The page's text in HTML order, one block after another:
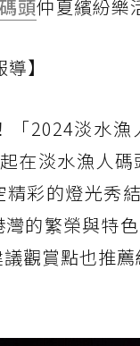
頭仲夏繽紛樂
】
「2024淡水
在淡水漁人
精彩的燈光秀
灣的繁榮與特
觀賞點也推